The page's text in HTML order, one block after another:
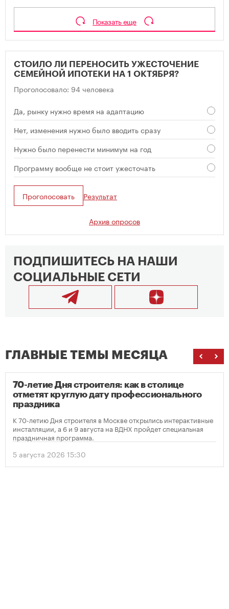
Показать еще
СТОИЛО ЛИ ПЕРЕНОСИТЬ УЖЕСТОЧЕНИЕ
СЕМЕЙНОЙ ИПОТЕКИ НА 1 ОКТЯБРЯ?
Проголосовало: 94 человека
Да, рынку нужно время на адаптацию
Нет, изменения нужно было вводить сразу
Нужно было перенести минимум на год
Программу вообще не стоит ужесточать
Проголосовать Результат
Архив опросов
ПОДПИШИТЕСЬ НА НАШИ
СОЦИАЛЬНЫЕ СЕТИ
ГЛАВНЫЕ ТЕМЫ МЕСЯЦА
70-летие Дня строителя: как в столице
отметят круглую дату профессионального
праздника
К 70-летию Дня строителя в Москве открылись интерактивные
инсталляции, а 6 и 9 августа на ВДНХ пройдет специальная
праздничная программа.
5 августа 2026 15:30